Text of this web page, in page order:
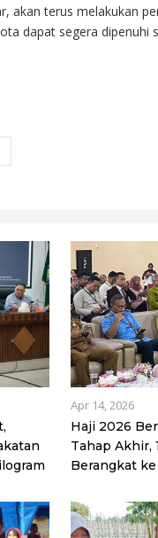
akan terus melakukan
dapat segera dipenuhi
Apr 14, 2026
Haji 2026
Tahap Akhir,
Berangkat